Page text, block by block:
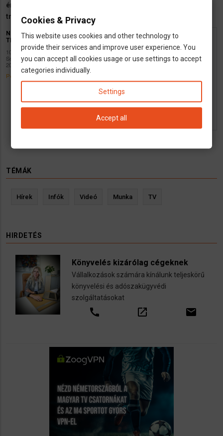
én. Kis kitérő lehetséges, rugalmasak vagyunk! Kapcsolat: d-
transport@freemail.hu, +36-30/ 599-61-55.
NÉMET
TRANSPORT
10
September
2013
Permalink
Csomagszállítás
Németországban működő vállalkozások, vál
lalkozással kapcsolatos magyar termékek/á
A hozzászóláshozREGISZTRÁCIÓésBEJEL
szükséges
TÉMÁK
Hírek Infók Videó Munka TV
HIRDETÉS
Könyvelés kizárólag cégeknek
Vállalkozások számára kínálunk teljeskörű
könyvelési és adószakügyvédi
szolgáltatásokat
call open_in_new email
Cookies & Privacy
This website uses cookies and other technology to
provide their services and improve user experience. You
you can accept all cookies usage or use settings to accept
categories individually.
Settings
Accept all